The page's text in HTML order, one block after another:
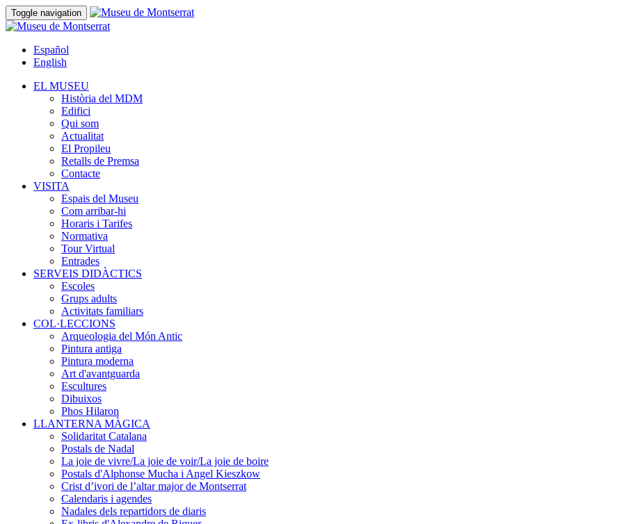
Toggle navigation
Español
English
EL MUSEU
Història del MDM
Edifici
Qui som
Actualitat
El Propileu
Retalls de Premsa
Contacte
VISITA
Espais del Museu
Com arribar-hi
Horaris i Tarifes
Normativa
Tour Virtual
Entrades
SERVEIS DIDÀCTICS
Escoles
Grups adults
Activitats familiars
COL·LECCIONS
Arqueologia del Món Antic
Pintura antiga
Pintura moderna
Art d'avantguarda
Escultures
Dibuixos
Phos Hilaron
LLANTERNA MÀGICA
Solidaritat Catalana
Postals de Nadal
La joie de vivre/La joie de voir/La joie de boire
Postals d'Alphonse Mucha i Angel Kieszkow
Crist d’ivori de l’altar major de Montserrat
Calendaris i agendes
Nadales dels repartidors de diaris